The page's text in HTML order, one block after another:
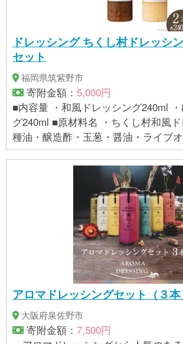
る生ドレッシング 大根と大葉 変更
食べる生ドレッシング ルッコラレ
ドレッシング ちくし村ドレッシ
セット
福岡県筑紫野市
寄附金額： 5,000円
■内容量 ・和風ドレッシング240ml
グ240ml ■原材料名 ・ちくし村和風ドレッシング：菜
種油・醸造酢・玉葱・醤油・ライブ
ドピメント・砂糖・食塩・ブラック
に小麦・大豆含む） ・ちくし村ゆず
菜種油・醸造酢・玉葱・ゆず果汁・レ
ト・食塩・砂糖・ブラックペッパー ■賞味期限 製造
日から3ヶ月 (生ドレッシングのため
要冷蔵) ※開封後はお早めに召し上が
■アレルギー品目 小麦、大豆 筑前たなか油屋 福岡県
筑紫野市 21760825
アロマドレッシングセット（３本
大阪府泉佐野市
寄附金額： 7,500円